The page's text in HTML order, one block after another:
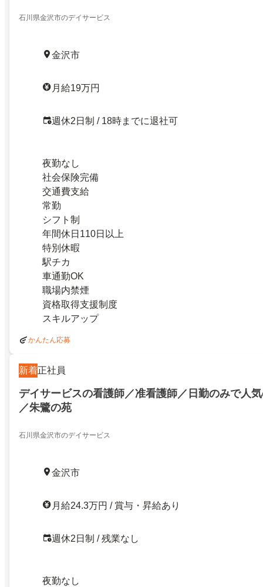
石川県金沢市のデイサービス
金沢市
月給19万円
週休2日制 / 18時までに退社可
夜勤なし
社会保険完備
交通費支給
常勤
シフト制
年間休日110日以上
特別休暇
駅チカ
車通勤OK
職場内禁煙
資格取得支援制度
スキルアップ
かんたん応募
新着正社員
デイサービスの看護師／准看護師／日勤のみで人
／朱鷺の苑
石川県金沢市のデイサービス
金沢市
月給24.3万円 / 賞与・昇給あり
週休2日制 / 残業なし
夜勤なし